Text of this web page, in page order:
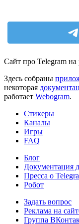
Сайт про Telegram
Здесь собраны
некоторая
работает Webogram.
Стикеры
Каналы
Игры
FAQ
Блог
Документация
Пресса о
Робот
Задать вопрос
Реклама на
Группа